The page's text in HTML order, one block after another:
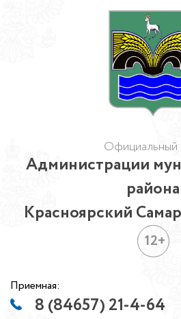
Официальный
Администрации
района
Красноярский
12+
Приемная:
8 (84657) 21-4-64